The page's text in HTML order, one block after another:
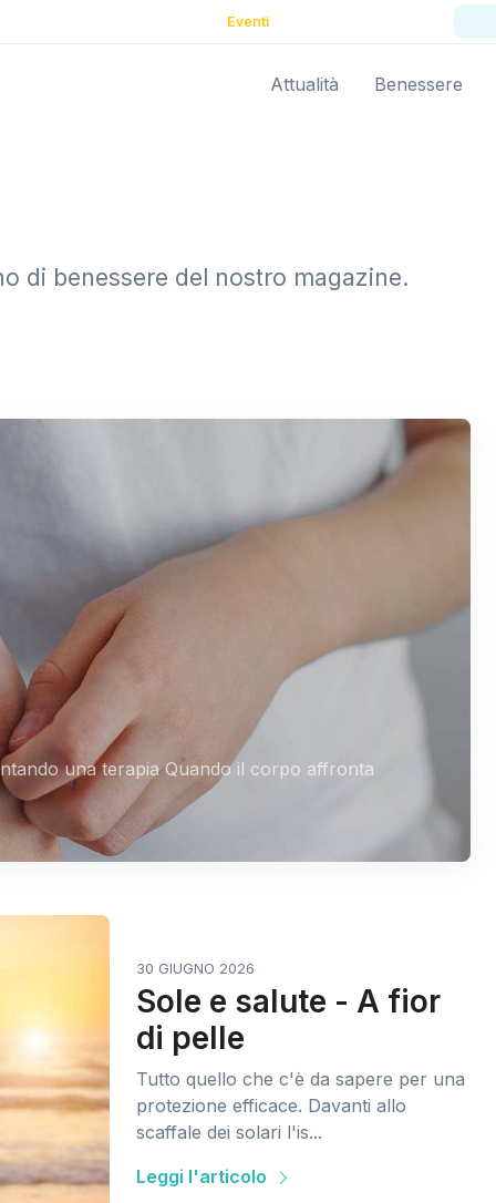
Eventi
Attualità Benessere
di benessere del nostro magazine.
una terapia Quando il corpo affronta
30 GIUGNO 2026
Sole e salute - A fior
di pelle
Tutto quello che c'è da sapere per una
protezione efficace. Davanti allo
scaffale dei solari l'is...
Leggi l'articolo